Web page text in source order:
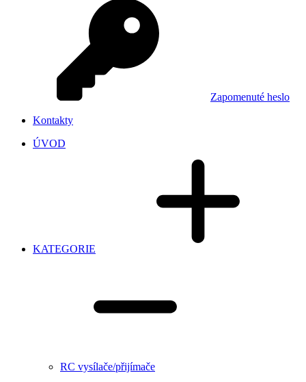
Zapomenuté heslo
Kontakty
ÚVOD
KATEGORIE
RC vysílače/přijímače